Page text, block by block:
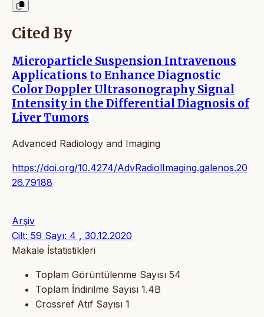
Cited By
Microparticle Suspension Intravenous
Applications to Enhance Diagnostic
Color Doppler Ultrasonography Signal
Intensity in the Differential Diagnosis of
Liver Tumors
Advanced Radiology and Imaging
https://doi.org/10.4274/AdvRadiolImaging.galenos.20
26.79188
Arşiv
Cilt: 59 Sayı: 4 , 30.12.2020
Makale İstatistikleri
Toplam Görüntülenme Sayısı 54
Toplam İndirilme Sayısı 1.4B
Crossref Atıf Sayısı 1